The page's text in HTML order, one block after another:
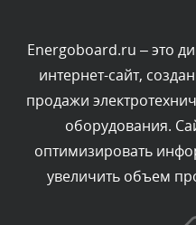
Комментарий
Текст комментария
администратором.
Комментарий
Текст комментария
Energoboard.ru – это
интернет-сайт,
продажи
оборудования.
оптимизировать
увеличить объем